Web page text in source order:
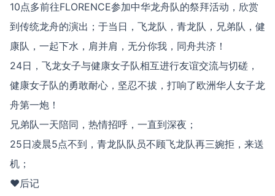
10点多前往FLORENCE参加中华龙舟队的祭拜活动，欣赏
到传统龙舟的演出；于当日，飞龙队，青龙队，兄弟队，健
康队，一起下水，肩并肩，无分你我，同舟共济！
24日，飞龙女子与健康女子队相互进行友谊交流与切磋，
健康女子队的勇敢耐心，坚忍不拔，打响了欧洲华人女子龙
舟第一炮！
兄弟队一天陪同，热情招呼，一直到深夜；
25日凌晨5点不到，青龙队队员不顾飞龙队再三婉拒，来送
机；
♥后记